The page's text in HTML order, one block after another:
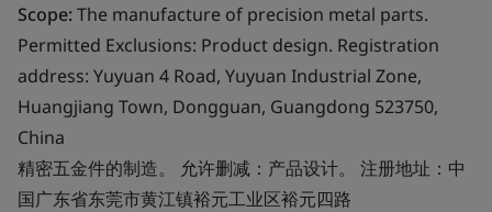
Scope:The manufacture of precision metal parts.
Permitted Exclusions: Product design. Registration
address: Yuyuan 4 Road, Yuyuan Industrial Zone,
Huangjiang Town, Dongguan, Guangdong 523750,
China
精密五金件的制造。 允许删减：产品设计。 注册地址：中
国广东省东莞市黄江镇裕元工业区裕元四路